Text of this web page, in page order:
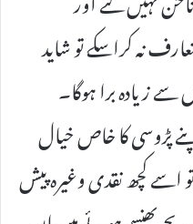
نہ کراسکے تو شاید
زیادہ برا ہوگا۔
پڑوسی کا خاص خیال
اسے کچھ نقدی وغیرہ پیش